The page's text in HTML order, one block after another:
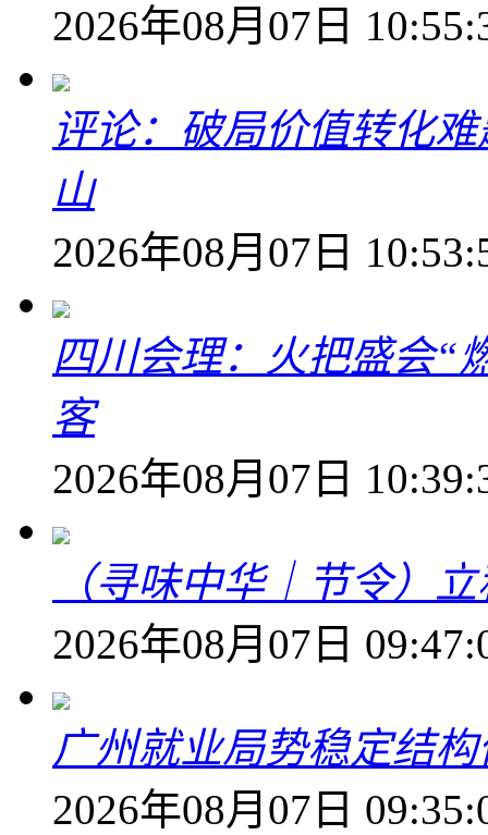
2026年08月07日
评论：破局价值转化
山
2026年08月07日
四川会理：火把盛会“
客
2026年08月07日
（寻味中华｜节令）
2026年08月07日
广州就业局势稳定结
2026年08月07日